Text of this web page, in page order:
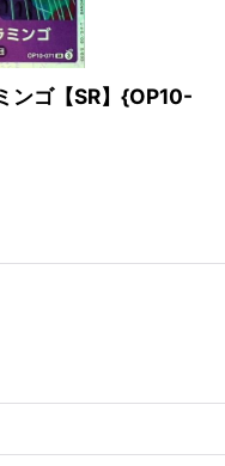
ンゴ【SR】{OP10-